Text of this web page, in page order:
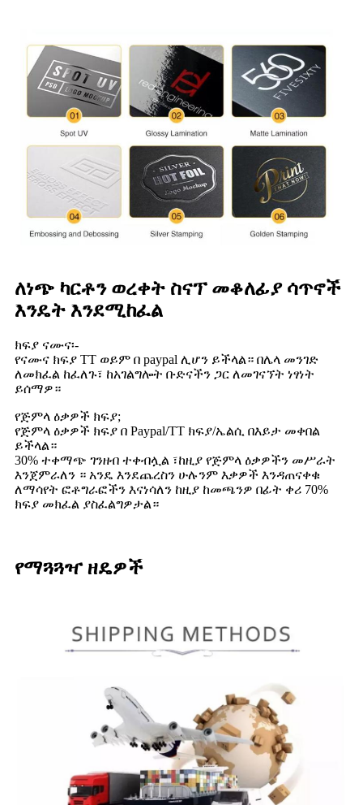
ለነጭ ካርቶን ወረቀት ስናፕ መቆለፊያ ሳጥኖች
እንዴት እንደሚከፈል
ክፍያ ናሙና፡-
የናሙና ክፍያ TT ወይም በ paypal ሊሆን ይችላል። በሌላ መንገድ
ለመክፈል ከፈለጉ፣ ከአገልግሎት ቡድናችን ጋር ለመገናኘት ነፃነት
ይሰማዎ።
የጅምላ ዕቃዎች ክፍያ;
የጅምላ ዕቃዎች ክፍያ በ Paypal/TT ክፍያ/ኤልሲ በእይታ መቀበል
ይችላል።
30% ተቀማጭ ገንዘብ ተቀብሏል ፣ከዚያ የጅምላ ዕቃዎችን መሥራት
እንጀምራለን ። አንዴ እንደጨረስን ሁሉንም እቃዎች እንዳጠናቀቁ
ለማሳየት ፎቶግራፎችን እናነሳለን ከዚያ ከመጫንዎ በፊት ቀሪ 70%
ክፍያ መክፈል ያስፈልግዎታል።
የማጓጓዣ ዘዴዎች